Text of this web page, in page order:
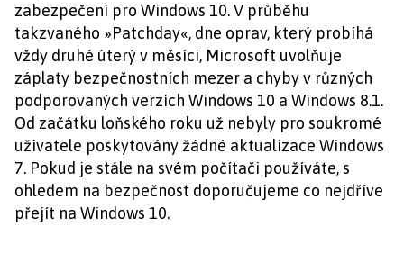
zabezpečení pro Windows 10. V průběhu
takzvaného »Patchday«, dne oprav, který probíhá
vždy druhé úterý v měsíci, Microsoft uvolňuje
záplaty bezpečnostních mezer a chyby v různých
podporovaných verzích Windows 10 a Windows 8.1.
Od začátku loňského roku už nebyly pro soukromé
uživatele poskytovány žádné aktualizace Windows
7. Pokud je stále na svém počítači používáte, s
ohledem na bezpečnost doporučujeme co nejdříve
přejít na Windows 10.